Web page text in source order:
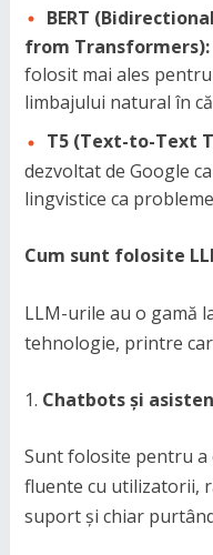
BERT
from Transformers):
folosit mai ales
limbajului natural în
T5 (Text-to-Text
dezvoltat de Google
lingvistice ca
Cum sunt folosite
LLM-urile au o gamă
tehnologie, printre
Chatbots și
Sunt folosite pentru
fluente cu utilizatorii,
suport și chiar